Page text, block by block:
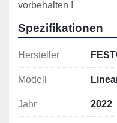
vorbehalten !
Spezifikationen
Hersteller
Modell
Jahr 2022